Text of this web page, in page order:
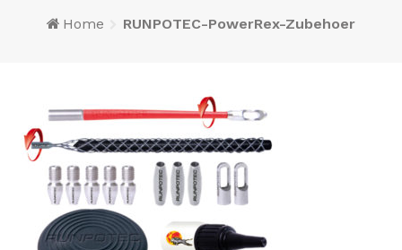
Home RUNPOTEC-PowerRex-Zubehoer